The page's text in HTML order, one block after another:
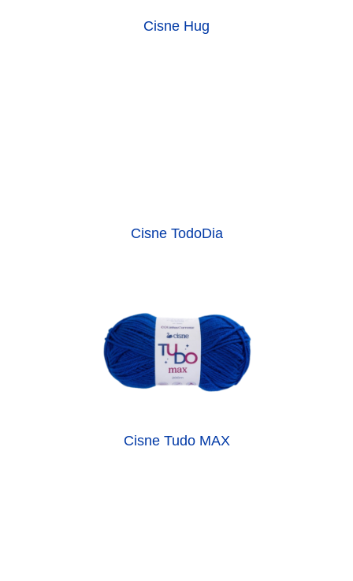
Cisne Hug
Cisne TodoDia
Cisne Tudo MAX